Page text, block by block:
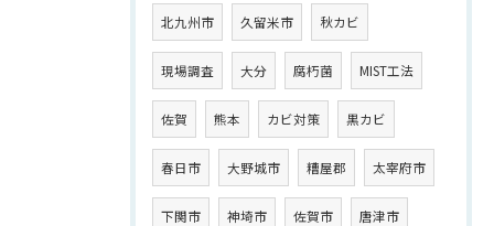
北九州市 久留米市 秋カビ
現場調査 大分 腐朽菌 MIST工法
佐賀 熊本 カビ対策 黒カビ
春日市 大野城市 糟屋郡 太宰府市
下関市 神埼市 佐賀市 唐津市